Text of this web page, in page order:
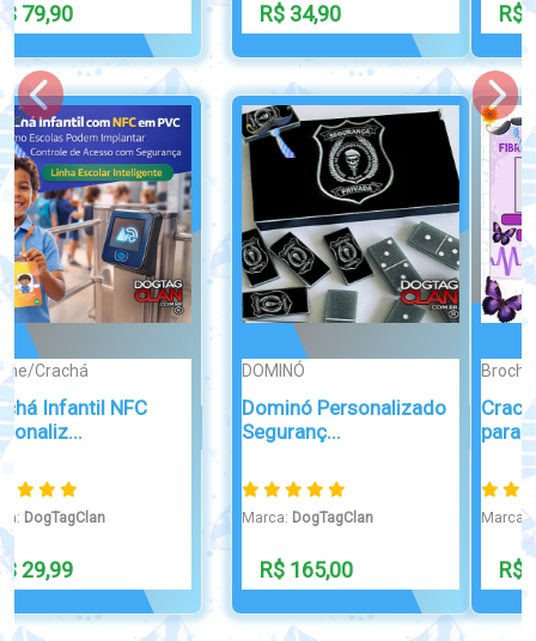
R$ 99,00
Broche/Crachá
Crachá de Identificação
para...
Marca:DogTagClan
R$ 39,99
Broche/Crachá
Crachá NFC
Personalizado 13,56...
Marca:DogTagClan
R$ 32,90